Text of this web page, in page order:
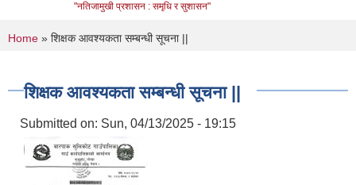
"नतिजामुखी प्रशासन : समृधि र सुशासन"
You are here
Home » शिक्षक आवश्यकता सम्बन्धी सूचना ||
शिक्षक आवश्यकता सम्बन्धी सूचना ||
Submitted on: Sun, 04/13/2025 - 19:15